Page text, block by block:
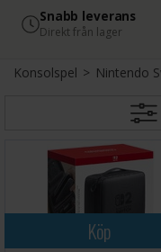
4.8
Läs omdömen på
Snabb leverans
Direkt från lager
Konsolspel> Nintendo
Köp